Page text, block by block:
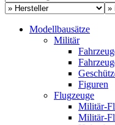
Modellbausätze
Militär
Figuren
Flugzeuge
Militär-
Militär-